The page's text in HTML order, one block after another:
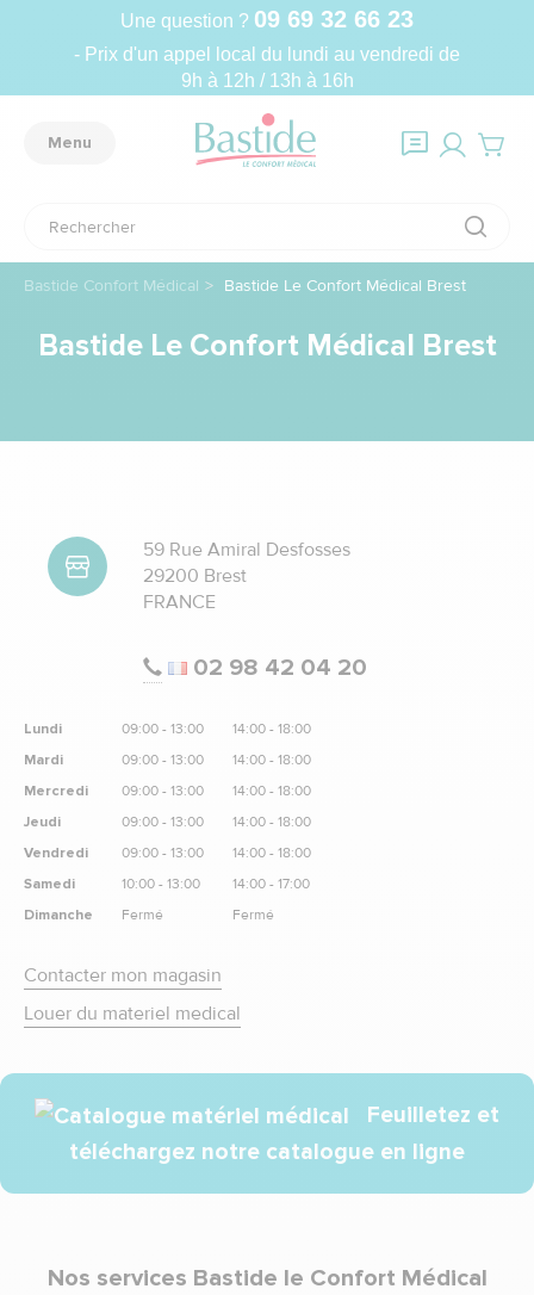
Une question ? 09 69 32 66 23
- Prix d'un appel local du lundi au vendredi de
9h à 12h / 13h à 16h
Menu
Bastide Confort Médical Bastide Le Confort Médical Brest
Bastide Le Confort Médical Brest
59 Rue Amiral Desfosses
29200 Brest
FRANCE
02 98 42 04 20
Lundi
Mardi
Mercredi
Jeudi
Vendredi
Samedi
Dimanche
09:00 - 13:00
09:00 - 13:00
09:00 - 13:00
09:00 - 13:00
09:00 - 13:00
10:00 - 13:00
Fermé
14:00 - 18:00
14:00 - 18:00
14:00 - 18:00
14:00 - 18:00
14:00 - 18:00
14:00 - 17:00
Fermé
Contacter mon magasin
Louer du materiel medical
Feuilletez et
téléchargez notre catalogue en ligne
Nos services Bastide le Confort Médical